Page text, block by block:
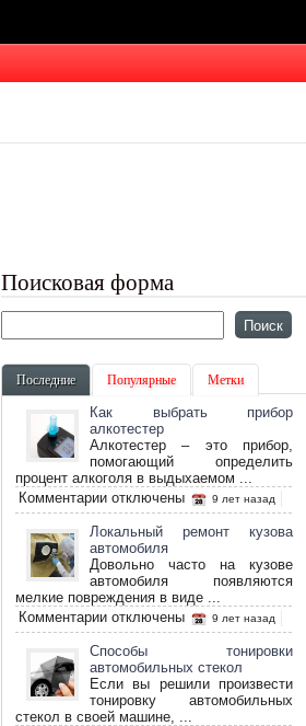
Поисковая форма
Последние Популярные Метки
Как выбрать прибор
алкотестер
Алкотестер – это прибор,
помогающий определить
процент алкоголя в выдыхаемом ...
Комментариик
записи
Как
выбрать
прибор
алкотестер
отключены 9 лет назад
Локальный ремонт кузова
автомобиля
Довольно часто на кузове
автомобиля появляются
мелкие повреждения в виде ...
Комментариик
записи
Локальный
ремонт
кузова
автомобиля
отключены 9 лет назад
Способы тонировки
автомобильных стекол
Если вы решили произвести
тонировку автомобильных
стекол в своей машине, ...